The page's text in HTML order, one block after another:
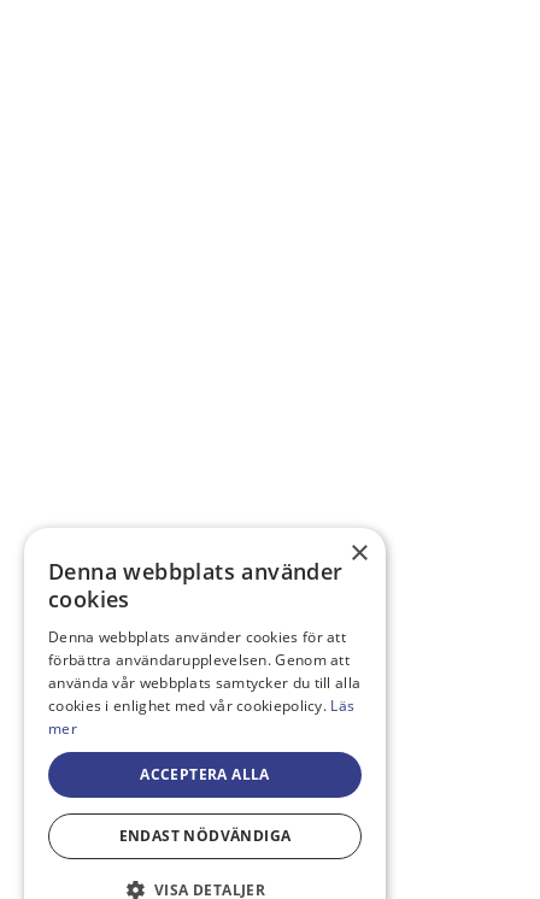
×
Denna webbplats använder
cookies
Denna webbplats använder cookies för att
förbättra användarupplevelsen. Genom att
använda vår webbplats samtycker du till alla
cookies i enlighet med vår cookiepolicy. Läs
mer
ACCEPTERA ALLA
ENDAST NÖDVÄNDIGA
VISA DETALJER